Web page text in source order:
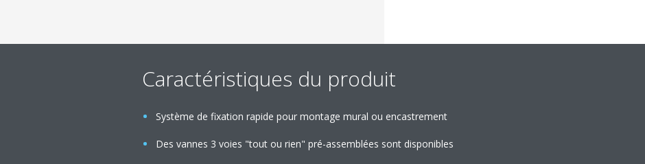
Caractéristiques du produit
Système de fixation rapide pour montage mural ou encastrement
Des vannes 3 voies "tout ou rien" pré-assemblées sont disponibles